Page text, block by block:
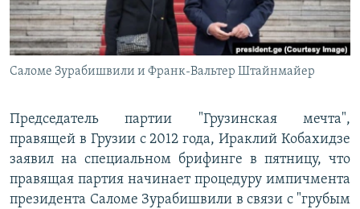
Саломе Зурабишвили и Франк-Вальтер Штайнмайер
Председатель партии "Грузинская мечта",
правящей в Грузии с 2012 года, Ираклий Кобахидзе
заявил на специальном брифинге в пятницу, что
правящая партия начинает процедуру импичмента
президента Саломе Зурабишвили в связи с "грубым